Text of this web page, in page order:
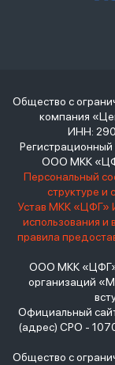
Общество с
компания
ИНН:
ООО МКК
Персональный
структуре
Устав МКК «ЦФГ»
использования и
правила
ООО МКК «ЦФГ»
организаций
Официальный
(адрес) СРО -
Общество с